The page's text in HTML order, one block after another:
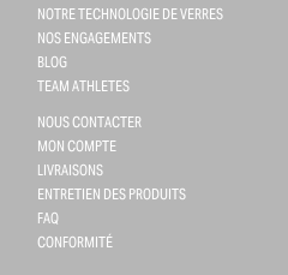
NOTRE TECHNOLOGIE DE VERRES
NOS ENGAGEMENTS
BLOG
TEAM ATHLETES
NOUS CONTACTER
MON COMPTE
LIVRAISONS
ENTRETIEN DES PRODUITS
FAQ
CONFORMITÉ